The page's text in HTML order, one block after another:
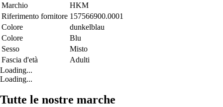
Marchio
HKM
Riferimento fornitore 157566900.0001
Colore
dunkelblau
Colore
Blu
Sesso
Misto
Fascia d'età
Adulti
Loading...
Loading...
Tutte le nostre marche